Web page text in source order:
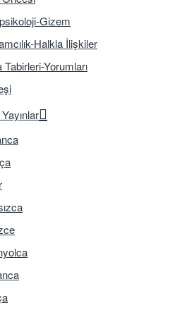
Gizem
Halkla İlişkiler
Tabirleri-Yorumları